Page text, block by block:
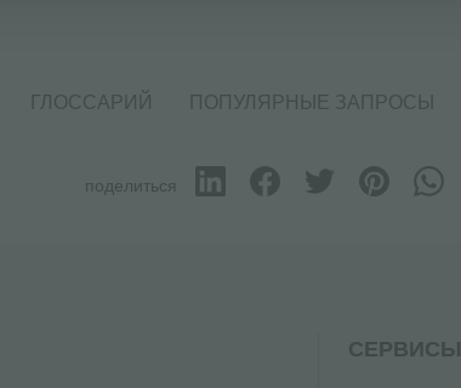
ГЛОССАРИЙ ПОПУЛЯРНЫЕ ЗАПРОСЫ
поделиться
СЕРВИСЫ